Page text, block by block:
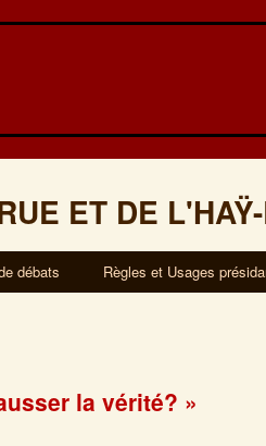
ET DE
débats Règles et Usages
la vérité? »